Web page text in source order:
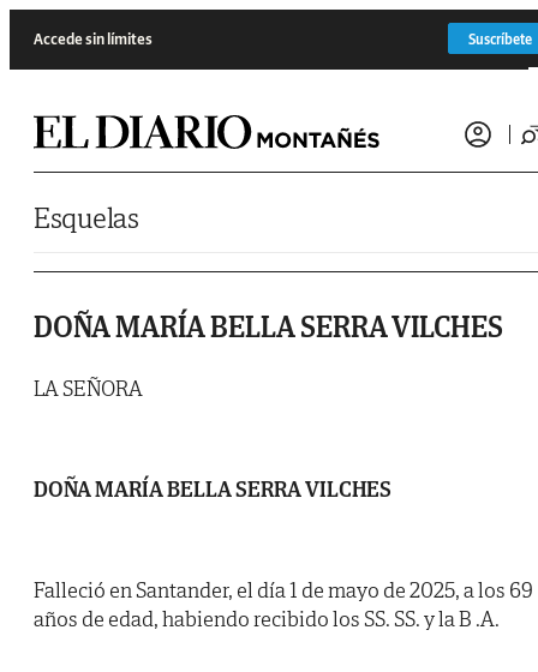
Accede sin límites Suscríbete
Esquelas
DOÑA MARÍA BELLA SERRA VILCHES
LA SEÑORA
DOÑA MARÍA BELLA SERRA VILCHES
Falleció en Santander, el día 1 de mayo de 2025, a los 69
años de edad, habiendo recibido los SS. SS. y la B .A.